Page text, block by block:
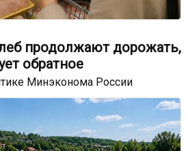
продолжают дорожать,
обратное
Минэконома России